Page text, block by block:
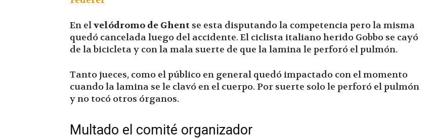
En elvelódromo de Ghent se esta disputando la competencia pero la misma
quedó cancelada luego del accidente. El ciclista italiano herido Gobbo se cayó
de la bicicleta y con la mala suerte de que la lamina le perforó el pulmón.
Tanto jueces, como el público en general quedó impactado con el momento
cuando la lamina se le clavó en el cuerpo. Por suerte solo le perforó el pulmón
y no tocó otros órganos.
Multado el comité organizador